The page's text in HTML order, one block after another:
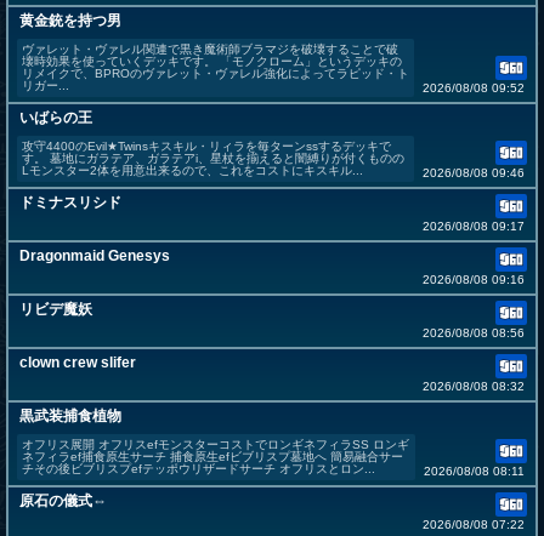
黄金銃を持つ男
ヴァレット・ヴァレル関連で黒き魔術師ブラマジを破壊することで破
壊時効果を使っていくデッキです。 「モノクローム」というデッキの
リメイクで、BPROのヴァレット・ヴァレル強化によってラピッド・ト
リガー...
2026/08/08 09:52
いばらの王
攻守4400のEvil★Twinsキスキル・リィラを毎ターンssするデッキで
す。 墓地にガラテア、ガラテアi、星杖を揃えると闇縛りが付くものの
Lモンスター2体を用意出来るので、これをコストにキスキル...
2026/08/08 09:46
ドミナスリシド
2026/08/08 09:17
Dragonmaid Genesys
2026/08/08 09:16
リビデ魔妖
2026/08/08 08:56
clown crew slifer
2026/08/08 08:32
黒武装捕食植物
オフリス展開 オフリスefモンスターコストでロンギネフィラSS ロンギ
ネフィラef捕食原生サーチ 捕食原生efビブリスプ墓地へ 簡易融合サー
チその後ビブリスプefテッポウリザードサーチ オフリスとロン...
2026/08/08 08:11
原石の儀式⇔
2026/08/08 07:22